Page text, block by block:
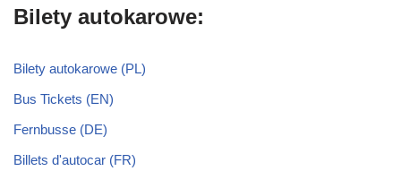
Bilety autokarowe:
Bilety autokarowe (PL)
Bus Tickets (EN)
Fernbusse (DE)
Billets d'autocar (FR)